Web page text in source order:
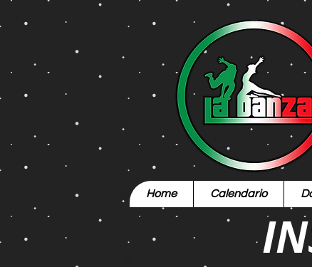
Home Calendario